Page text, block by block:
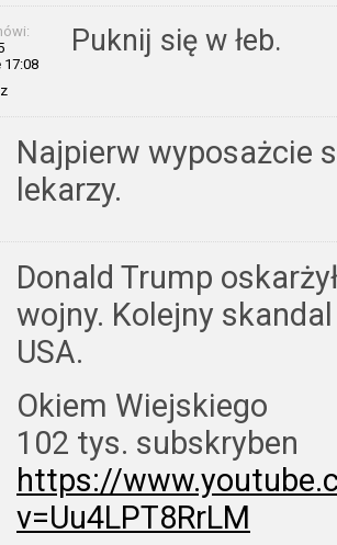
Puknij się w łeb.
Najpierw wyposażcie
lekarzy.
Donald Trump
wojny. Kolejny
USA.
Okiem Wiejskiego
102 tys. subskryben
https://
v=Uu4LPT8RrLM